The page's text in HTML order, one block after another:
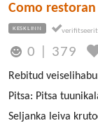
Como restoran
KESKLINN
0 379
Rebitud
Pitsa: Pitsa
Seljanka leiva